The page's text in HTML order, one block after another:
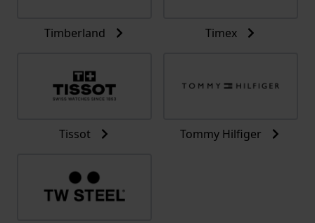
Timberland Timex
Tissot Tommy Hilfiger